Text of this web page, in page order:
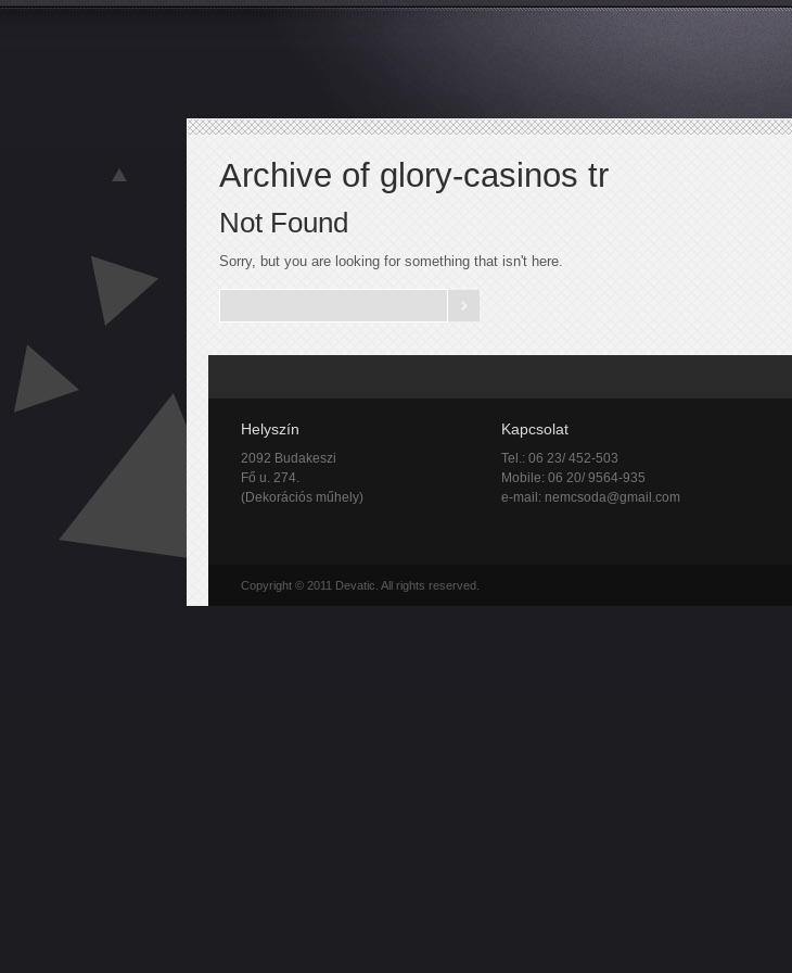
Archive of glory-casinos tr
Not Found
Sorry, but you are looking for something that isn't here.
Helyszín
2092 Budakeszi
Fő u. 274.
(Dekorációs műhely)
Kapcsolat
Tel.: 06 23/ 452-503
Mobile: 06 20/ 9564-935
e-mail: nemcsoda@gmail.com
Copyright © 2011 Devatic. All rights reserved.